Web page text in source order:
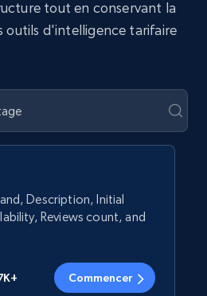
tout en conservant la
outils d'intelligence tarifaire
Description, Initial
Reviews count, and
Commencer